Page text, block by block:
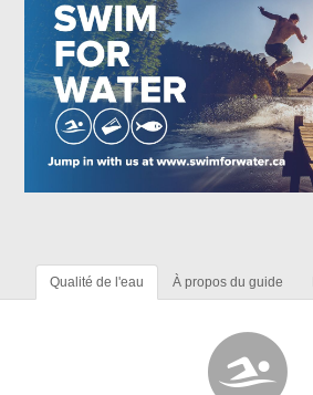
Qualité de l'eau À propos du guide